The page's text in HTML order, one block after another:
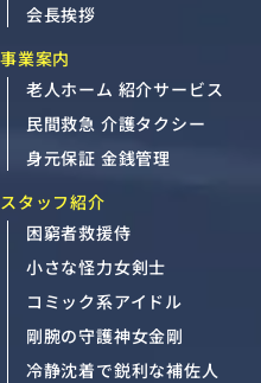
会長挨拶
事業案内
老人ホーム 紹介サービス
民間救急 介護タクシー
身元保証 金銭管理
スタッフ紹介
困窮者救援侍
小さな怪力女剣士
コミック系アイドル
剛腕の守護神女金剛
冷静沈着で鋭利な補佐人